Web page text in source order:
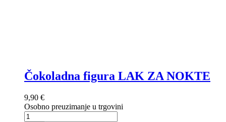
Čokoladna figura LAK ZA NOKTE
9,90 €
Osobno preuzimanje u trgovini